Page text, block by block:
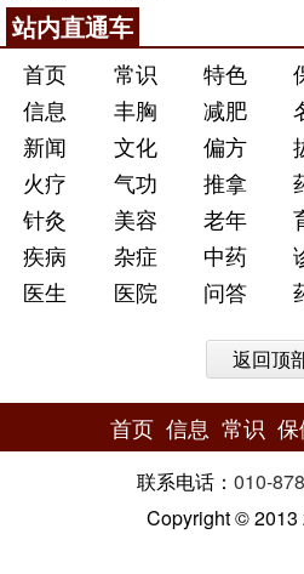
站内直通车
首页 常识 特色
信息
丰胸 减肥
新闻
文化 偏方
火疗
气功 推拿
针灸
美容 老年
疾病
杂症 中药
医生
医院 问答
返回顶
首页 信息 常识
联系电话： 010-
Copyright © 2013